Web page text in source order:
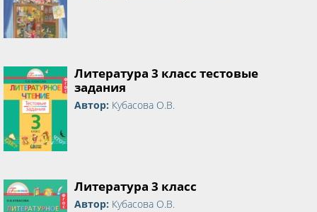
Литература 3 класс тестовые
задания
Автор: Кубасова О.В.
Литература 3 класс
Автор: Кубасова О.В.